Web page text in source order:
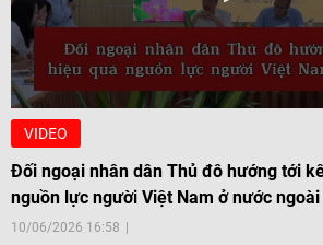
VIDEO
Đối ngoại nhân dân Thủ đô hướng tới
nguồn lực người Việt Nam ở nước ngoài
10/06/2026 16:58